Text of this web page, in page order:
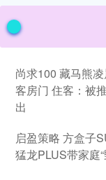
尚求100 藏马熊
客房门 住客：被
出
启盈策略 方盒子
猛龙PLUS带家庭